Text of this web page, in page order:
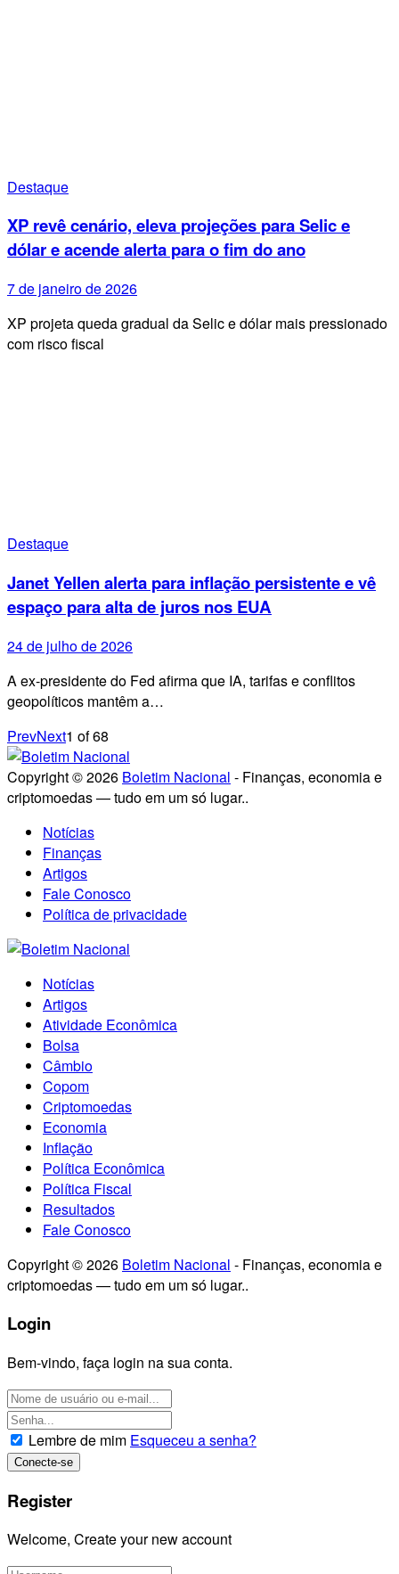
Destaque
XP revê cenário, eleva projeções para Selic e
dólar e acende alerta para o fim do ano
7 de janeiro de 2026
XP projeta queda gradual da Selic e dólar mais pressionado
com risco fiscal
Destaque
Janet Yellen alerta para inflação persistente e vê
espaço para alta de juros nos EUA
24 de julho de 2026
A ex-presidente do Fed afirma que IA, tarifas e conflitos
geopolíticos mantêm a…
PrevNext1 of68
Copyright © 2026 Boletim Nacional - Finanças, economia e
criptomoedas — tudo em um só lugar..
Notícias
Finanças
Artigos
Fale Conosco
Política de privacidade
Notícias
Artigos
Atividade Econômica
Bolsa
Câmbio
Copom
Criptomoedas
Economia
Inflação
Política Econômica
Política Fiscal
Resultados
Fale Conosco
Copyright © 2026 Boletim Nacional - Finanças, economia e
criptomoedas — tudo em um só lugar..
Login
Bem-vindo, faça login na sua conta.
Lembre de mim Esqueceu a senha?
Register
Welcome, Create your new account